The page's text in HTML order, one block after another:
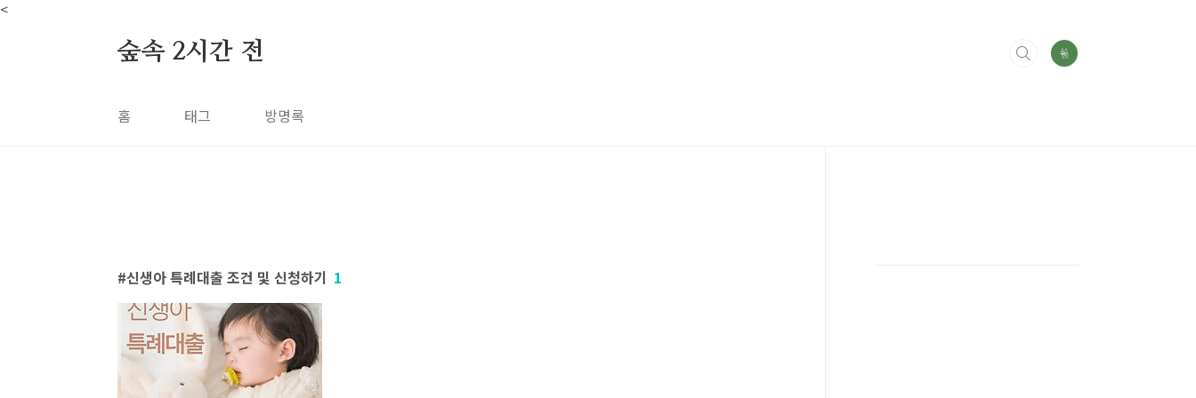
<
본문 바로가기
숲속 2시간 전
홈 태그 방명록
신생아 특례대출 조건 및 신청하기 1